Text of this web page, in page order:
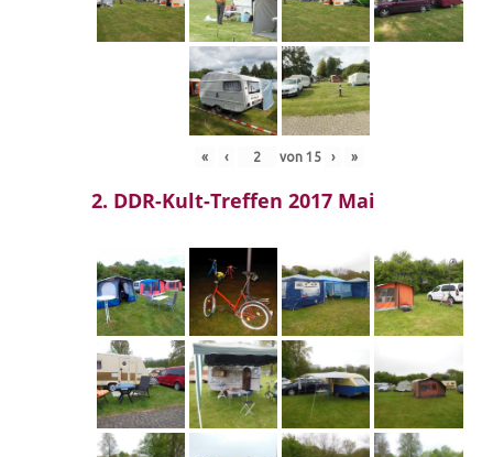
« ‹ von 15 › »
2. DDR-Kult-Treffen 2017 Mai